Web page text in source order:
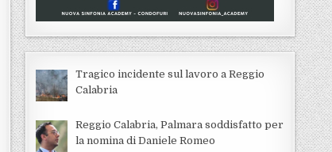
Tragico incidente sul lavoro a Reggio
Calabria
Reggio Calabria, Palmara soddisfatto per
la nomina di Daniele Romeo